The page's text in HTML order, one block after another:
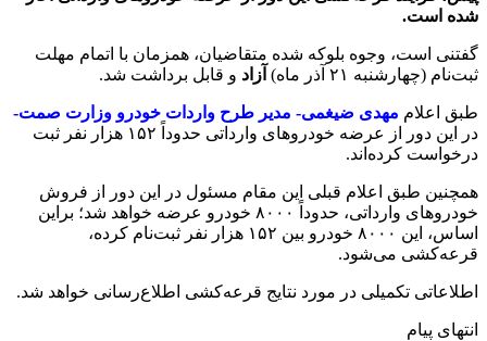
شده است.
گفتنی است، وجوه بلوکه شده متقاضیان، همزمان با اتمام مهلت
ثبت‌نام (چهارشنبه ٢١ آذر ماه)
آزاد و قابل‌ برداشت شد.
طبق اعلام مهدی ضیغمی- مدیر طرح واردات خودرو وزارت صمت-
در این دور از عرضه خودروهای وارداتی حدوداً ١۵٢ هزار نفر ثبت‌
درخواست کرده‌اند.
همچنین طبق اعلام قبلی این مقام مسئول در این دور از فروش
خودروهای وارداتی، حدوداً ٨٠٠٠ خودرو عرضه خواهد شد؛ براین
اساس، این ٨٠٠٠ خودرو بین ١۵٢ هزار نفر ثبت‌نام‌ کرده،
قرعه‌کشی می‌شود.
اطلاعاتی تکمیلی در مورد نتایج قرعه‌کشی اطلاع‌رسانی خواهد شد.
انتهای پیام